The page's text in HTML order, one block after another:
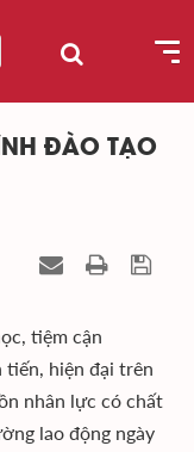
ĐÀO TẠO
tiệm cận
hiện đại trên
nhân lực có chất
lao động ngày